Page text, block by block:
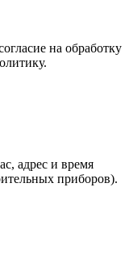
на обработку
адрес и время
приборов).